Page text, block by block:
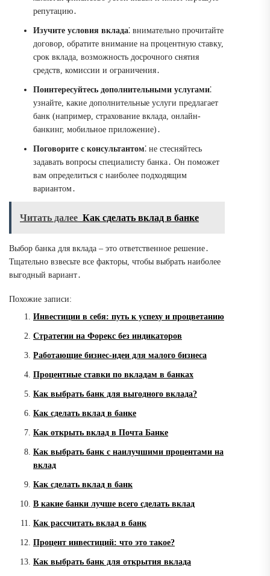
репутацию․
Изучите условия вклада⁚ внимательно прочитайте
договор, обратите внимание на процентную ставку,
срок вклада, возможность досрочного снятия
средств, комиссии и ограничения․
Поинтересуйтесь дополнительными услугами⁚
узнайте, какие дополнительные услуги предлагает
банк (например, страхование вклада, онлайн-
банкинг, мобильное приложение)․
Поговорите с консультантом⁚ не стесняйтесь
задавать вопросы специалисту банка․ Он поможет
вам определиться с наиболее подходящим
вариантом․
Читать далее Как сделать вклад в банке
Выбор банка для вклада – это ответственное решение․
Тщательно взвесьте все факторы, чтобы выбрать наиболее
выгодный вариант․
Похожие записи:
Инвестиции в себя: путь к успеху и процветанию
Стратегии на Форекс без индикаторов
Работающие бизнес-идеи для малого бизнеса
Процентные ставки по вкладам в банках
Как выбрать банк для выгодного вклада?
Как сделать вклад в банке
Как открыть вклад в Почта Банке
Как выбрать банк с наилучшими процентами на
вклад
Как сделать вклад в банк
В какие банки лучше всего сделать вклад
Как рассчитать вклад в банк
Процент инвестиций: что это такое?
Как выбрать банк для открытия вклада